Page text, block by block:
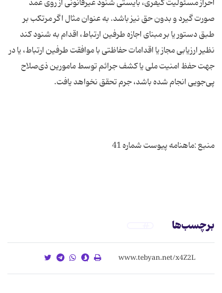
احراز مسئولیت کیفری، بایستی شنود غیرقانونی از روی عمد
صورت گیرد و بدون حق نیز باشد. به ‌عنوان‌ مثال اگر مرتکب بر
طبق دستور یا بر مبنای اجازه طرفین ارتباط، اقدام به شنود کند
نظیر ارزیابی مجاز یا اقدامات حفاظتی با موافقت طرفین ارتباط، یا در
جهت حفظ امنیت ملی یا کشف جرائم توسط مامورین ذی‌صلاح
برچسب‌ها